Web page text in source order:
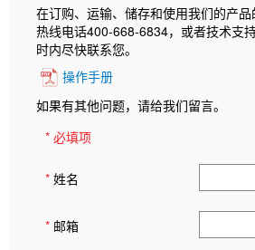
在订购、运输、储存和使用我们的产
热线电话400-668-6834，或者技术支
时内尽快联系您。
操作手册
如果有其他问题，请给我们留言。
* 必填项
* 姓名
* 邮箱